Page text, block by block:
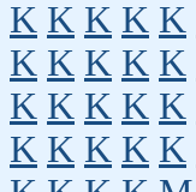
K K K K K
K K K K K
K K K K K
K K K K K